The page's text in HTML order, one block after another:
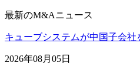
最新のM&Aニュース
キューブシステムが中国子会社
2026年08月05日